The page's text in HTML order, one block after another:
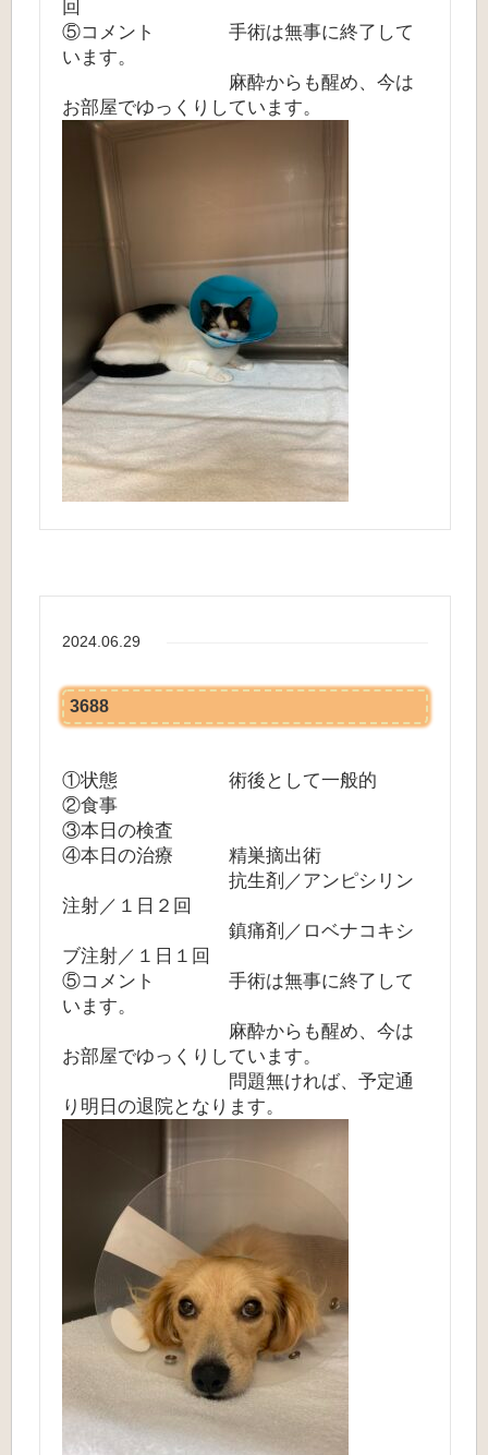
回
⑤コメント 手術は無事に終了して
います。
麻酔からも醒め、今は
お部屋でゆっくりしています。
2024.06.29
3688
①状態 術後として一般的
②食事
③本日の検査
④本日の治療 精巣摘出術
抗生剤／アンピシリン
注射／１日２回
鎮痛剤／ロベナコキシ
ブ注射／１日１回
⑤コメント 手術は無事に終了して
います。
麻酔からも醒め、今は
お部屋でゆっくりしています。
問題無ければ、予定通
り明日の退院となります。